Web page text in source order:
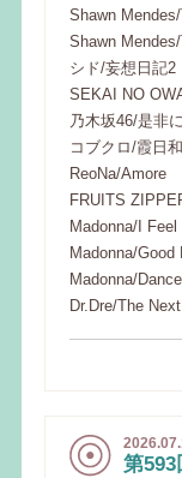
Shawn
Shawn
シド/妄想日記2
SEKAI NO
乃木坂46/是非
コブクロ/霞日和
ReoNa/Amore
FRUITS
Madonna/I
Madonna/Good
Madonna/
Dr.Dre/The
第